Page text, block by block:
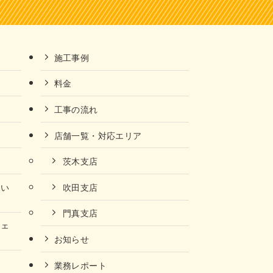
施工事例
料金
工事の流れ
店舗一覧・対応エリア
茨木支店
吹田支店
門真支店
お知らせ
業務レポート